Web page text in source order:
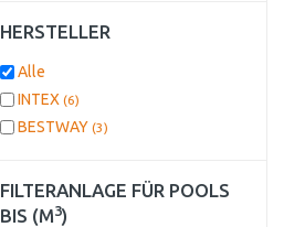
HERSTELLER
Alle
INTEX (6)
BESTWAY (3)
FILTERANLAGE FÜR POOLS
BIS (M3)